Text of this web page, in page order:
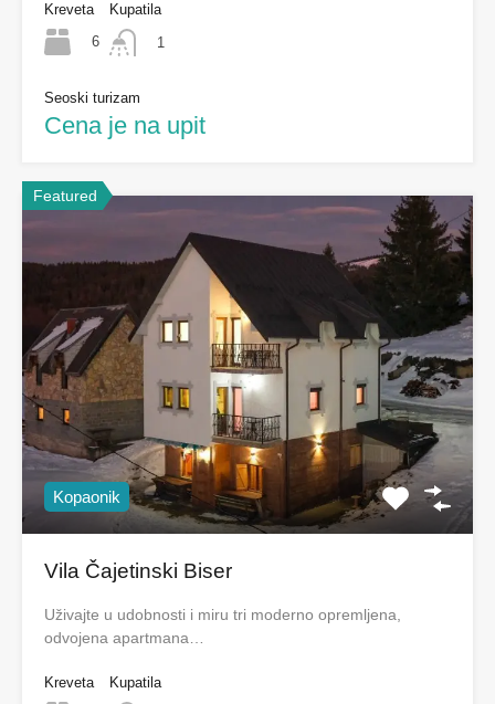
Kreveta
6
Kupatila
1
Seoski turizam
Cena je na upit
Featured
Kopaonik
Vila Čajetinski Biser
Uživajte u udobnosti i miru tri moderno opremljena,
odvojena apartmana…
Kreveta
Kupatila